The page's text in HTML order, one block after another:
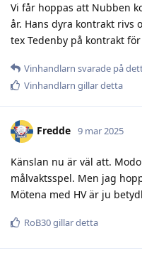
Vi får hoppas att Nubben
år. Hans dyra kontrakt rivs
tex Tedenby på kontrakt
Vinhandlarn svarade på
Vinhandlarn gillar detta
Fredde 9 mar 2025
Känslan nu är väl att.
målvaktsspel. Men jag
Mötena med HV är ju
RoB30gillar detta